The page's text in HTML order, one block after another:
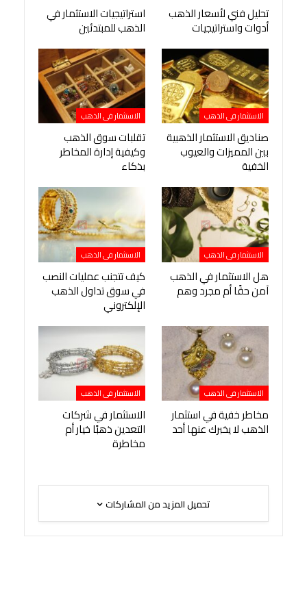
تحليل فني لأسعار الذهب
أدوات واستراتيجيات
استراتيجيات الاستثمار في
الذهب للمبتدئين
الاستثمار فى الذهب
صناديق الاستثمار الذهبية
بين المميزات والعيوب
الخفية
الاستثمار فى الذهب
تقلبات سوق الذهب
وكيفية إدارة المخاطر
بذكاء
الاستثمار فى الذهب
هل الاستثمار في الذهب
آمن حقًا أم مجرد وهم
الاستثمار فى الذهب
كيف تتجنب عمليات النصب
في سوق تداول الذهب
الإلكتروني
الاستثمار فى الذهب
مخاطر خفية في استثمار
الذهب لا يخبرك عنها أحد
الاستثمار فى الذهب
الاستثمار في شركات
التعدين ذهبًا خيار أم
مخاطرة
تحميل المزيد من المشاركات